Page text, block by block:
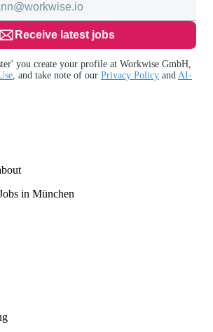
Receive latest jobs
you create your profile at Workwise GmbH,
, and take note of our Privacy Policy and AI-
in München